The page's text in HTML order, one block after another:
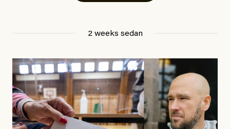
utpekas som israelisk infiltratör”. Enligt ingressen
handlar artikeln om en person vars ”bakgrund skapar
splittring och oro i rörelsen”. Problemet är att artikeln
skapar betydligt mer oro i palestinarörelsen – och den
oberoende vänstern – än den porträtterade personen
2 weeks sedan